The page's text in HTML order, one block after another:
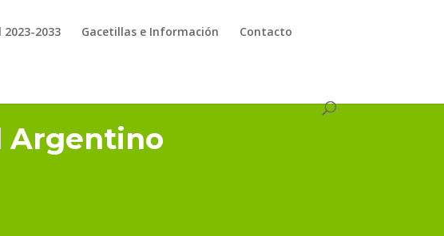
2033 Gacetillas e Información Contacto
Argentino